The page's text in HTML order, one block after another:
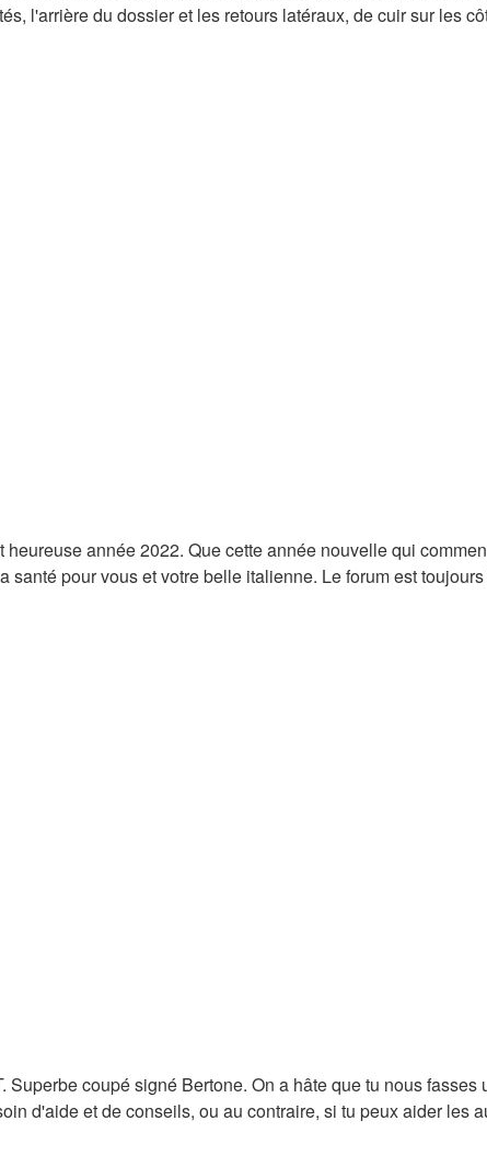
l'arrière du dossier et les retours latéraux, de cuir sur les
année 2022. Que cette année nouvelle qui
pour vous et votre belle italienne. Le forum est
coupé signé Bertone. On a hâte que tu nous
d'aide et de conseils, ou au contraire, si tu peux aider les